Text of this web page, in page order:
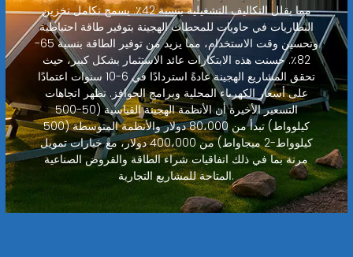
مما يقلل التكاليف التشغيلية بنسبة 42٪. يسمح تكامل تخزين
البطاريات في حاويات للمحطات الهجينة بتوفير طاقة احتياطية
وتحسين وقت الاستخدام، مما يزيد من توفير الطاقة بنسبة 65-
82٪. حسنت هذه الابتكارات عائد الاستثمار بشكل كبير، حيث
تحقق المشاريع الهجينة عادةً استردادًا في 6-10 سنوات اعتمادًا
على أسعار الكهرباء المحلية وبرامج الحوافز. تظهر اتجاهات
التسعير الأخيرة أن الأنظمة الهجينة القياسية (50-500
كيلوواط) تبدأ من 80،000 دولار والأنظمة المتوسطة (500
كيلوواط-2 ميجاواط) من 400،000 دولار، مع خيارات تمويل
مرنة بما في ذلك اتفاقيات شراء الطاقة والقروض الصناعية
المتاحة للمشاريع التجارية.